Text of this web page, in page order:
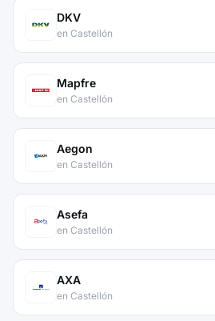
DKV
en Castellón
Mapfre
en Castellón
Aegon
en Castellón
Asefa
en Castellón
AXA
en Castellón